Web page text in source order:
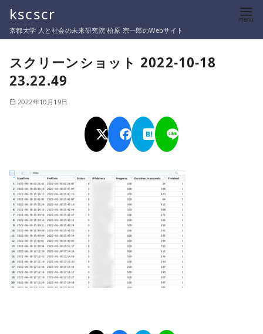
テ
kscscr
京都大学 人と社会の未来研究院 柏原 宗一郎のWebサイト
スクリーンショット 2022-10-18
23.22.49
2022年10月19日